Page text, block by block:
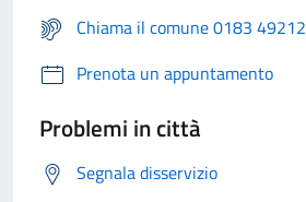
Chiama il comune 0183 49212
Prenota un appuntamento
Problemi in città
Segnala disservizio